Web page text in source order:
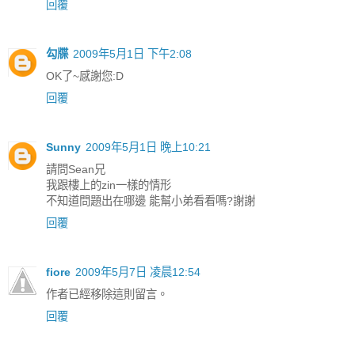
回覆
勾牒 2009年5月1日 下午2:08
OK了~感謝您:D
回覆
Sunny 2009年5月1日 晚上10:21
請問Sean兄
我跟樓上的zin一樣的情形
不知道問題出在哪邊 能幫小弟看看嗎?謝謝
回覆
fiore 2009年5月7日 凌晨12:54
作者已經移除這則留言。
回覆